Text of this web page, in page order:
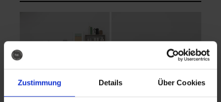
Zustimmung Details Über Cookies